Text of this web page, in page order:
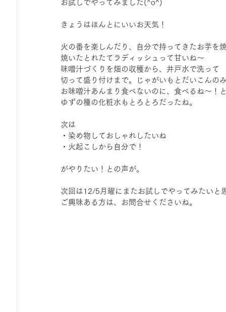
ひろば｜青梅はらっぱ ひろば｜あきる野どろっぱ
ひろば｜おそきっこ里山プレイパーク＆青空こども食堂
森とこどものおまつり みてみて！みんなで描いたよ
広報誌・ニュースレター
ボランティア養成講座 報告
お試しでやってみました(^o^)
きょうはほんとにいいお天気！
火の番を楽しんだり、自分で持ってきたお芋を
焼いたとれたてラディッシュって甘いね～
味噌汁づくりを畑の収穫から、井戸水で洗って
切って盛り付けまで。じゃがいもとだいこんの
お味噌汁あんまり食べないのに、食べるね～！
ゆずの種の化粧水もとろとろだったね。
次は
・染め物しておしゃれしたいね
・火起こしから自分で！
がやりたい！との声が。
次回は12/5月曜にまたお試しでやってみたいと
ご興味ある方は、お問合せくださいね。